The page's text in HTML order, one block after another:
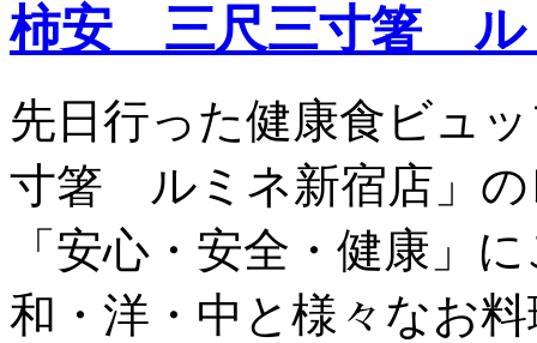
柿安 三尺三寸箸 ル
先日行った健康食ビュ
寸箸 ルミネ新宿店」
「安心・安全・健康」
和・洋・中と様々なお